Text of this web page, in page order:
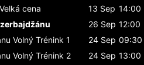
Velká cena 13 Sep 14:00
26 Sep 12:00
Volný Trénink 1 24 Sep 09:30
Volný Trénink 2 24 Sep 13:00